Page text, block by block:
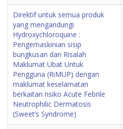
Direktif untuk semua produk
yang mengandungi
Hydroxychloroquine :
Pengemaskinian sisip
bungkusan dan Risalah
Maklumat Ubat Untuk
Pengguna (RiMUP) dengan
maklumat keselamatan
berkaitan risiko Acute Febrile
Neutrophilic Dermatosis
(Sweet’s Syndrome)